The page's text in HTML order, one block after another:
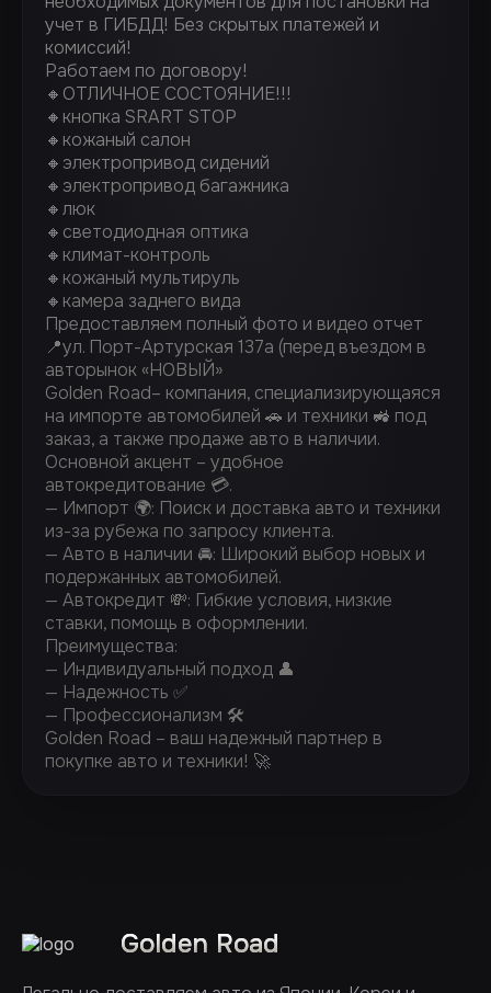
учет в ГИБДД! Без скрытых платежей и
комиссий!
Работаем по договору!
🔸ОТЛИЧНОЕ СОСТОЯНИЕ!!!
🔸кнопка SRART STOP
🔸кожаный салон
🔸электропривод сидений
🔸электропривод багажника
🔸люк
🔸светодиодная оптика
🔸климат-контроль
🔸кожаный мультируль
🔸камера заднего вида
Предоставляем полный фото и видео отчет
📍ул. Порт-Артурская 137а (перед въездом в
авторынок «НОВЫЙ»
Golden Road– компания, специализирующаяся
на импорте автомобилей 🚗 и техники 🚜 под
заказ, а также продаже авто в наличии.
Основной акцент – удобное
автокредитование 💳.
— Импорт 🌍: Поиск и доставка авто и техники
из-за рубежа по запросу клиента.
— Авто в наличии 🚘: Широкий выбор новых и
подержанных автомобилей.
— Автокредит 💸: Гибкие условия, низкие
ставки, помощь в оформлении.
Преимущества:
— Индивидуальный подход 👤
— Надежность ✅
— Профессионализм 🛠️
Golden Road – ваш надежный партнер в
покупке авто и техники! 🚀
Golden Road